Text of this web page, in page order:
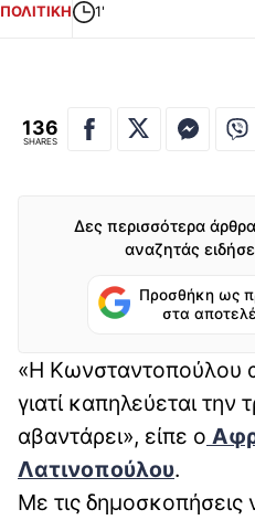
ΠΟΛΙΤΙΚΗ 1'
136
SHARES
Δες περισσότερα
αναζητάς
Προσθήκη ως
στα
«H Κωνσταντοπούλου
γιατί καπηλεύεται την
αβαντάρει», είπε ο
Λατινοπούλου.
Με τις